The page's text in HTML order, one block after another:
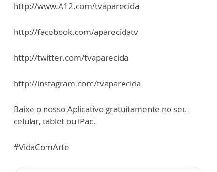
http://www.A12.com/tvaparecida
http://facebook.com/aparecidatv
http://twitter.com/tvaparecida
http://instagram.com/tvaparecida
Baixe o nosso Aplicativo gratuitamente no seu
celular, tablet ou iPad.
#VidaComArte